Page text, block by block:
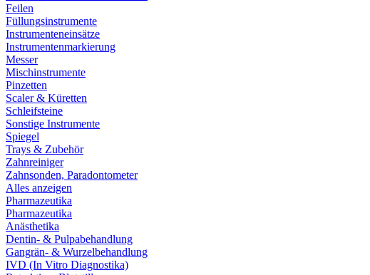
Feilen
Füllungsinstrumente
Instrumenteneinsätze
Instrumentenmarkierung
Messer
Mischinstrumente
Pinzetten
Scaler & Küretten
Schleifsteine
Sonstige Instrumente
Spiegel
Trays & Zubehör
Zahnreiniger
Zahnsonden, Paradontometer
Alles anzeigen
Pharmazeutika
Pharmazeutika
Anästhetika
Dentin- & Pulpabehandlung
Gangrän- & Wurzelbehandlung
IVD (In Vitro Diagnostika)